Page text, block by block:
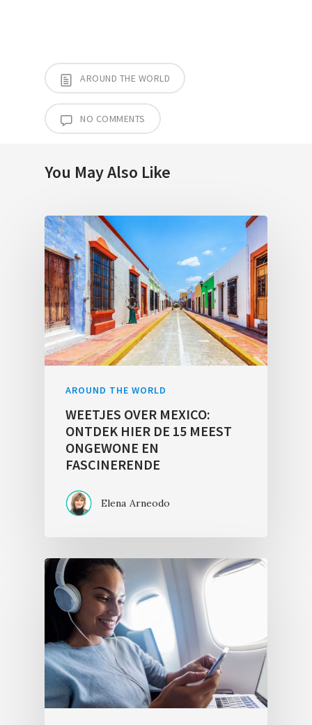
AROUND THE WORLD
NO COMMENTS
You May Also Like
AROUND THE WORLD
WEETJES OVER MEXICO:
ONTDEK HIER DE 15 MEEST
ONGEWONE EN
FASCINERENDE
Elena Arneodo